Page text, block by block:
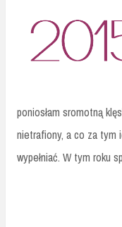
poniosłam sromotną
nietrafiony, a co za tym
wypełniać. W tym roku